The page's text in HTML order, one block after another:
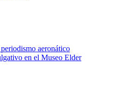
aeronático
en el Museo Elder